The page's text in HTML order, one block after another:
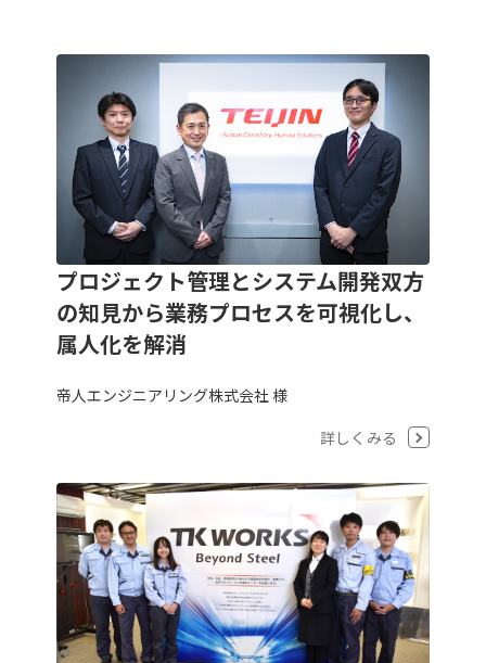
プロジェクト管理とシステム開発双方
の知見から業務プロセスを可視化し、
属人化を解消
帝人エンジニアリング株式会社 様
詳しくみる